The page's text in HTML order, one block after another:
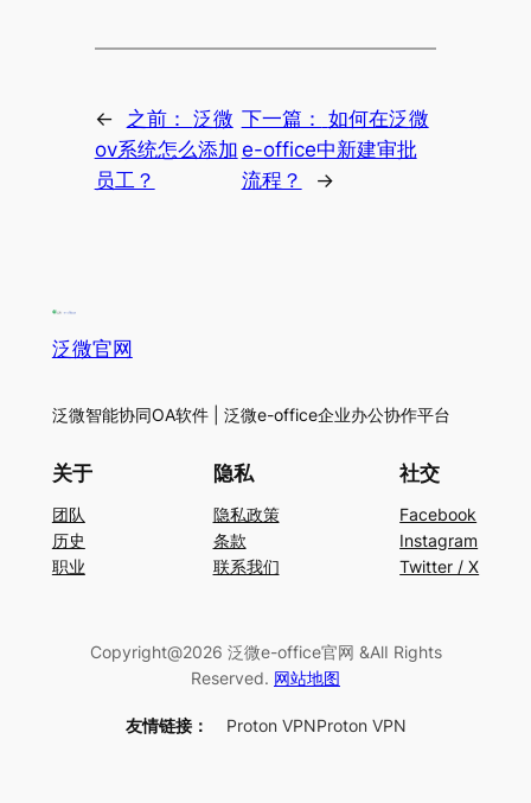
← 之前： 泛微
ov系统怎么添加
员工？
下一篇： 如何在泛微
e-office中新建审批
流程？
→
泛微官网
泛微智能协同OA软件 | 泛微e-office企业办公协作平台
关于
团队
历史
职业
隐私
隐私政策
条款
联系我们
社交
Facebook
Instagram
Twitter / X
Copyright@2026 泛微e-office官网 &AlI Rights
Reserved. 网站地图
友情链接： Proton VPNProton VPN